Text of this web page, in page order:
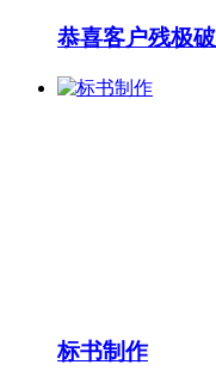
恭喜客户残极
标书制作